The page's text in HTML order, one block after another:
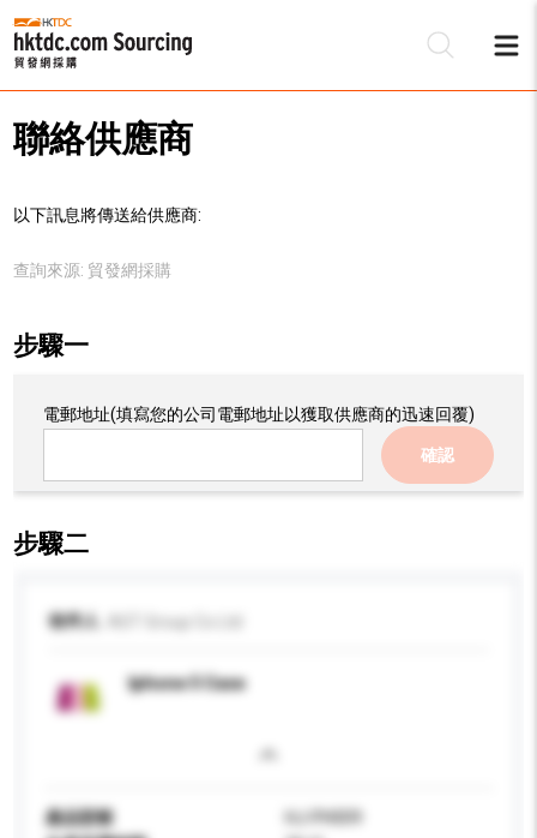
聯絡供應商
以下訊息將傳送給供應商:
查詢來源: 貿發網採購
步驟一
電郵地址(填寫您的公司電郵地址以獲取供應商的迅速回覆)
確認
步驟二
收件人
Iphone 5 Case
產品型號
HJ-PH009